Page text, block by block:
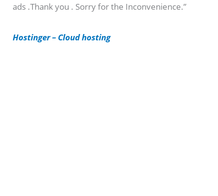
r
e
ads .Thank you . Sorry for the Inconvenience.”
Hostinger – Cloud hosting